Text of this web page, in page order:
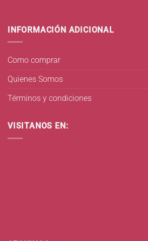
INFORMACIÓN ADICIONAL
Como comprar
Quienes Somos
Términos y condiciones
VISITANOS EN: